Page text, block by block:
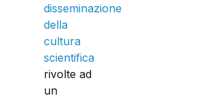
disseminazione
della
cultura
scientifica
rivolte ad
un